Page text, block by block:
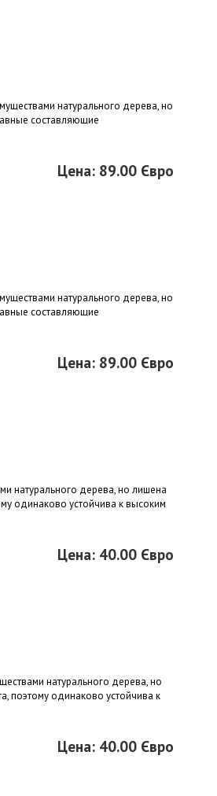
натурального дерева, но
составляющие
Цена: 89.00 Євро
натурального дерева, но
составляющие
Цена: 89.00 Євро
натурального дерева, но лишена
одинаково устойчива к высоким
Цена: 40.00 Євро
натурального дерева, но
поэтому одинаково устойчива к
Цена: 40.00 Євро